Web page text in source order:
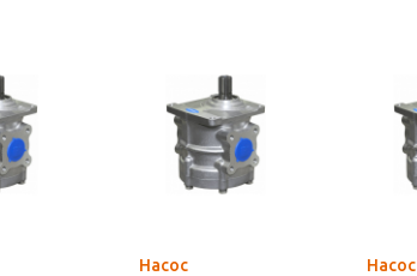
Насос
Насос